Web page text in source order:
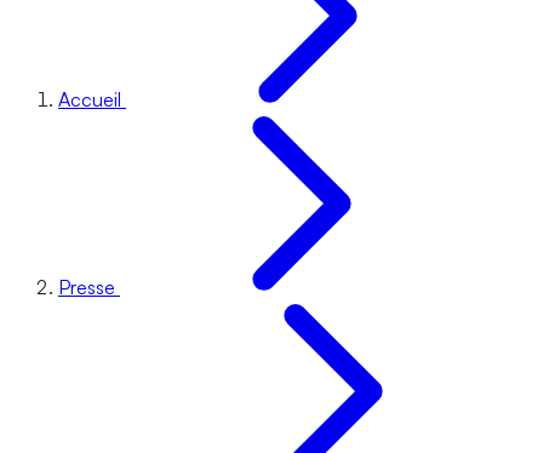
Accueil
Presse